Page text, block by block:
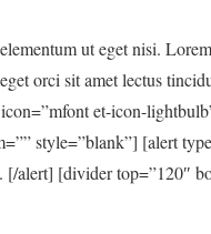
ut eget nisi.
orci sit amet lectus
et-icon-
style=”blank”] [alert
alert] [divider top=”120″